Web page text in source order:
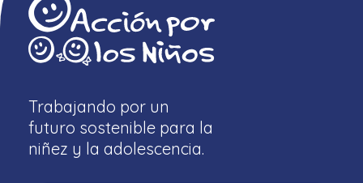
Trabajando por un
futuro sostenible para la
niñez y la adolescencia.